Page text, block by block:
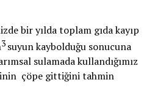
bir yılda toplam gıda kayıp
3 suyun kaybolduğu sonucuna
sulamada kullandığımız
çöpe gittiğini tahmin